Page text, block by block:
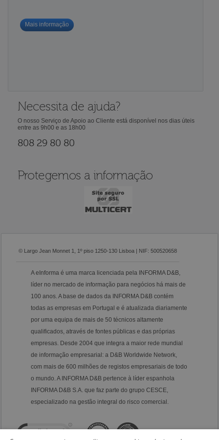
Mais informação
Necessita de ajuda?
O nosso Serviço de Apoio ao Cliente está disponível nos dias úteis
entre as 9h00 e as 18h00
808 29 80 80
Protegemos a informação
© Largo Jean Monnet 1, 1º piso 1250-130 Lisboa | NIF: 500520658
A eInforma é uma marca licenciada pela INFORMA D&B,
líder no mercado de informação para negócios há mais de
100 anos. A base de dados da INFORMA D&B contém
todas as empresas em Portugal e é atualizada diariamente
por uma equipa de mais de 50 técnicos altamente
qualificados, através de fontes públicas e das próprias
empresas. Desde 2004 que integra a maior rede mundial
de informação empresarial: a D&B Worldwide Network,
com mais de 600 milhões de registos empresariais de todo
o mundo. A INFORMA D&B pertence à líder espanhola
INFORMA D&B S.A. que faz parte do grupo CESCE,
especializado na gestão integral do risco comercial.